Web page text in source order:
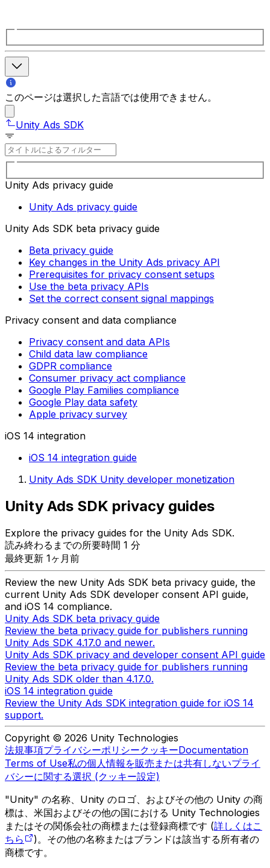
このページは選択した言語では使用できません。
Unity Ads SDK
Unity Ads privacy guide
Unity Ads privacy guide
Unity Ads SDK beta privacy guide
Beta privacy guide
Key changes in the Unity Ads privacy API
Prerequisites for privacy consent setups
Use the beta privacy APIs
Set the correct consent signal mappings
Privacy consent and data compliance
Privacy consent and data APIs
Child data law compliance
GDPR compliance
Consumer privacy act compliance
Google Play Families compliance
Google Play data safety
Apple privacy survey
iOS 14 integration
iOS 14 integration guide
Unity Ads SDK Unity developer monetization
Unity Ads SDK privacy guides
Explore the privacy guides for the Unity Ads SDK.
読み終わるまでの所要時間 1 分
最終更新 1ヶ月前
Review the new Unity Ads SDK beta privacy guide, the
current Unity Ads SDK developer consent API guide,
and iOS 14 compliance.
Unity Ads SDK beta privacy guide
Review the beta privacy guide for publishers running
Unity Ads SDK 4.17.0 and newer.
Unity Ads SDK privacy and developer consent API guide
Review the beta privacy guide for publishers running
Unity Ads SDK older than 4.17.0.
iOS 14 integration guide
Review the Unity Ads SDK integration guide for iOS 14
support.
Copyright © 2026 Unity Technologies
法規事項プライバシーポリシークッキーDocumentation
Terms of Use私の個人情報を販売または共有しないプライ
バシーに関する選択 (クッキー設定)
"Unity" の名称、Unity のロゴ、およびその他の Unity の商
標は、米国およびその他の国における Unity Technologies
またはその関係会社の商標または登録商標です (詳しくはこ
ちら
)。その他の名称またはブランドは該当する所有者の
商標です。